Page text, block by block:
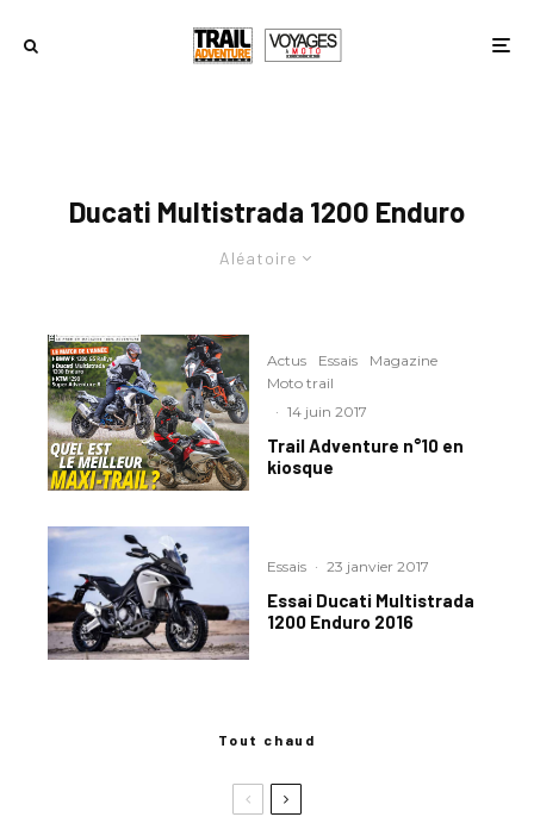
Ducati Multistrada 1200 Enduro
Aléatoire
Actus Essais
Magazine
Moto trail
· 14 juin 2017
Trail Adventure n°10 en
kiosque
Essais · 23 janvier 2017
Essai Ducati Multistrada
1200 Enduro 2016
Tout chaud